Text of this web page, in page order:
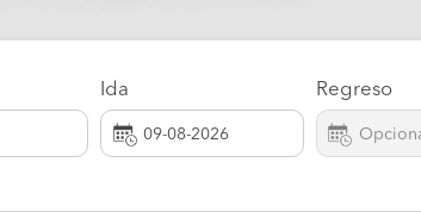
Ida Regreso